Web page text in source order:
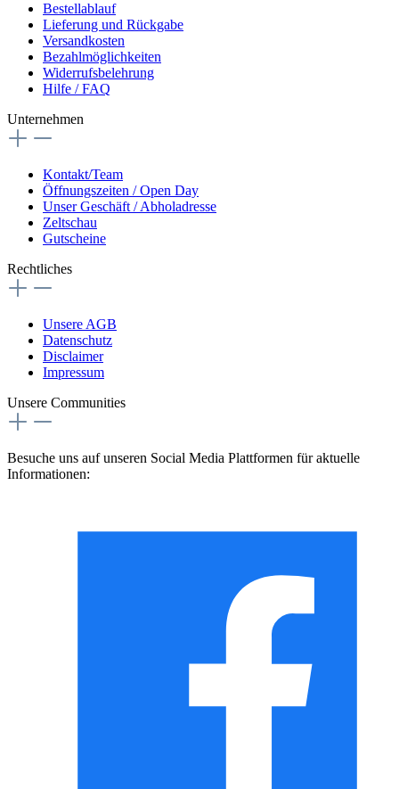
Bestellablauf
Lieferung und Rückgabe
Versandkosten
Bezahlmöglichkeiten
Widerrufsbelehrung
Hilfe / FAQ
Unternehmen
Kontakt/Team
Öffnungszeiten / Open Day
Unser Geschäft / Abholadresse
Zeltschau
Gutscheine
Rechtliches
Unsere AGB
Datenschutz
Disclaimer
Impressum
Unsere Communities
Besuche uns auf unseren Social Media Plattformen für aktuelle
Informationen: